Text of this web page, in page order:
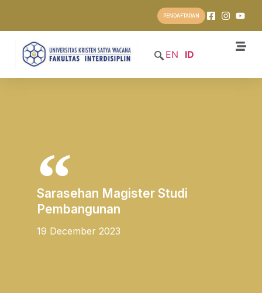
PENDAFTARAN
EN ID
Sarasehan Magister Studi
Pembangunan
19 December 2023